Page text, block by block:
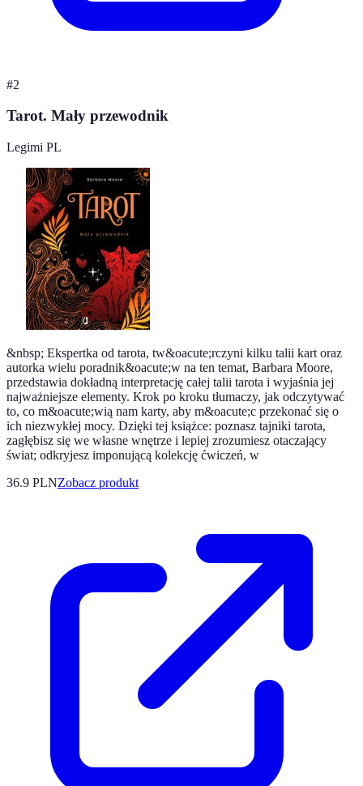
#2
Tarot. Mały przewodnik
Legimi PL
&nbsp; Ekspertka od tarota, tw&oacute;rczyni kilku talii kart oraz
autorka wielu poradnik&oacute;w na ten temat, Barbara Moore,
przedstawia dokładną interpretację całej talii tarota i wyjaśnia jej
najważniejsze elementy. Krok po kroku tłumaczy, jak odczytywać
to, co m&oacute;wią nam karty, aby m&oacute;c przekonać się o
ich niezwykłej mocy. Dzięki tej książce: poznasz tajniki tarota,
zagłębisz się we własne wnętrze i lepiej zrozumiesz otaczający
świat; odkryjesz imponującą kolekcję ćwiczeń, w
36.9 PLNZobacz produkt